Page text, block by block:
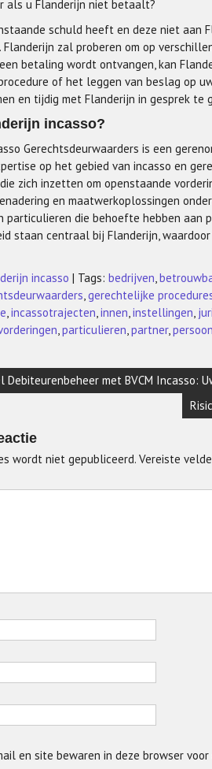
als u Flanderijn niet betaalt?
schuld heeft en deze niet
Flanderijn zal proberen om op
betaling wordt ontvangen, kan
of het leggen van beslag op
en tijdig met Flanderijn in gesprek te
incasso?
Gerechtsdeurwaarders is een
op het gebied van incasso en
zich inzetten om openstaande
en maatwerkoplossingen
particulieren die behoefte hebben aan
staan centraal bij Flanderijn,
incasso | Tags: bedrijven,
,gerechtelijke
,incassotrajecten,innen,instellingen,
,particulieren,partner,
Debiteurenbeheer met BVCM Incasso:
wordt niet gepubliceerd. Vereiste
en site bewaren in deze browser